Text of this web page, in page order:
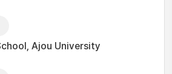
Ajou University